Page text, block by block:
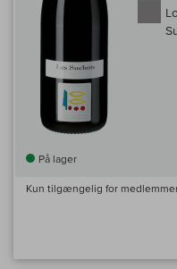
På lager
Kun tilgængelig for